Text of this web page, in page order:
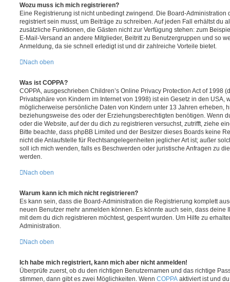
Wozu muss ich mich registrieren?
Eine Registrierung ist nicht unbedingt zwingend. Die Board-Administration
registriert sein musst, um Beiträge zu schreiben. Auf jeden Fall erhältst du
zusätzliche Funktionen, die Gästen nicht zur Verfügung stehen: zum
E-Mail-Versand an andere Mitglieder, Beitritt zu Benutzergruppen und so
Anmeldung, da sie schnell erledigt ist und dir zahlreiche Vorteile bietet.
Nach oben
Was ist COPPA?
COPPA, ausgeschrieben Children’s Online Privacy Protection Act of 1998
Privatsphäre von Kindern im Internet von 1998) ist ein Gesetz in den USA,
möglicherweise persönliche Daten von Kindern unter 13 Jahren erheben,
beziehungsweise des oder der Erziehungsberechtigten benötigen. Wenn
oder die Website, auf der du dich zu registrieren versuchst, zutrifft, ziehe
Bitte beachte, dass phpBB Limited und der Besitzer dieses Boards keine
nicht die Anlaufstelle für Rechtsangelegenheiten jeglicher Art ist; außer
soll ich mich wenden, falls es Beschwerden oder juristische Anfragen zu
werden.
Nach oben
Warum kann ich mich nicht registrieren?
Es kann sein, dass die Board-Administration die Registrierung komplett
neuen Benutzer mehr anmelden können. Es könnte auch sein, dass deine
mit dem du dich registrieren möchtest, gesperrt wurden. Um Hilfe zu
Administration.
Nach oben
Ich habe mich registriert, kann mich aber nicht anmelden!
Überprüfe zuerst, ob du den richtigen Benutzernamen und das richtige
stimmen, dann gibt es zwei Möglichkeiten. Wenn COPPA aktiviert ist und